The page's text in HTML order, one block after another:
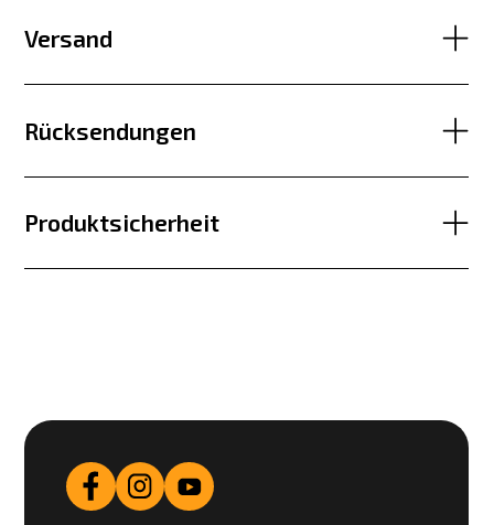
Versand
Rücksendungen
Produktsicherheit